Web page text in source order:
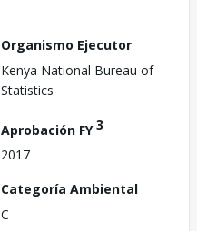
Organismo Ejecutor
Kenya National Bureau of
Statistics
Aprobación FY3
2017
Categoría Ambiental
C